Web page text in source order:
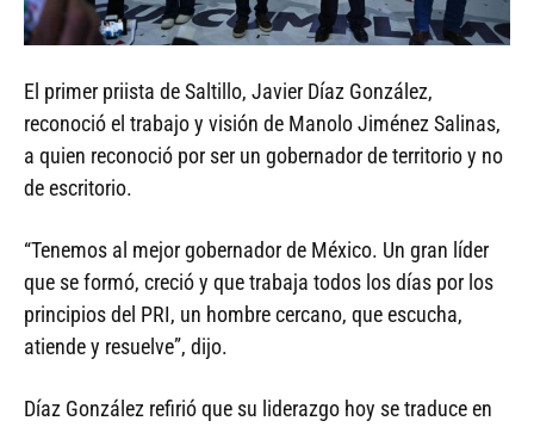
El primer priista de Saltillo, Javier Díaz González,
reconoció el trabajo y visión de Manolo Jiménez Salinas,
a quien reconoció por ser un gobernador de territorio y no
de escritorio.
“Tenemos al mejor gobernador de México. Un gran líder
que se formó, creció y que trabaja todos los días por los
principios del PRI, un hombre cercano, que escucha,
atiende y resuelve”, dijo.
Díaz González refirió que su liderazgo hoy se traduce en